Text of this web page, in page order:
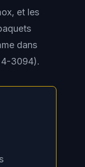
et les
dans
3094).